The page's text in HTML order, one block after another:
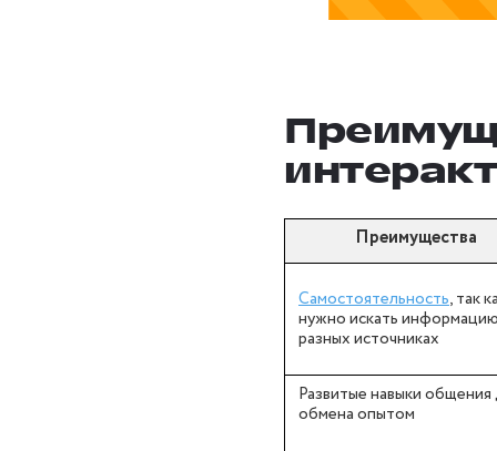
Преимущества
Самостоятельность, так
нужно искать
разных источниках
Развитые навыки общения
обмена опытом